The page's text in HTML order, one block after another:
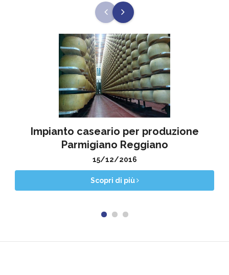
Impianto caseario per produzione
Parmigiano Reggiano
15/12/2016
Scopri di più